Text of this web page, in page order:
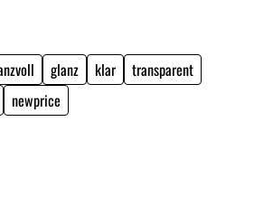
glanz klar
transparent
newprice